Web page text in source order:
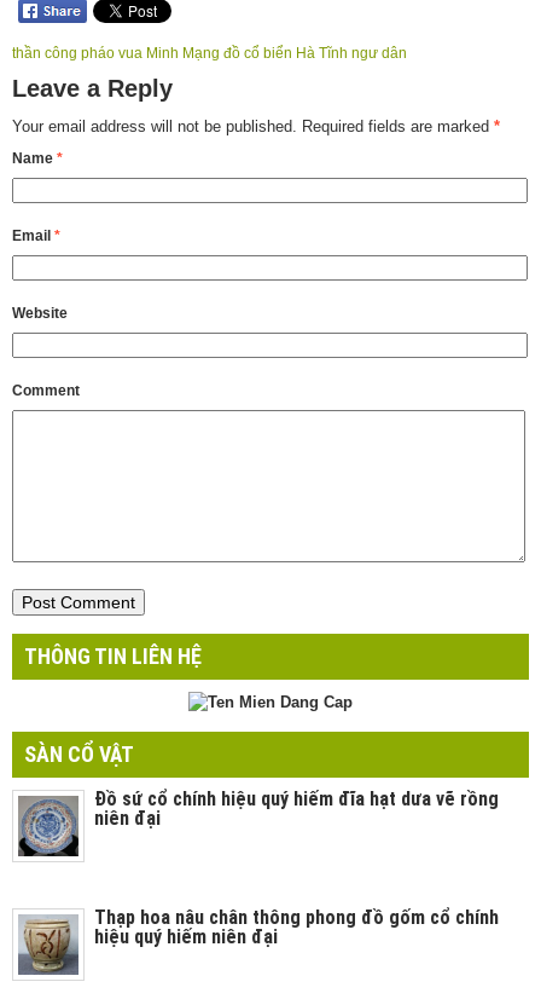
thần công pháo vua Minh Mạng đồ cổ biển Hà Tĩnh ngư dân
Leave a Reply
Your email address will not be published. Required fields are marked *
Name *
Email *
Website
Comment
THÔNG TIN LIÊN HỆ
SÀN CỔ VẬT
Đồ sứ cổ chính hiệu quý hiếm đĩa hạt dưa vẽ rồng
niên đại
Thạp hoa nâu chân thông phong đồ gốm cổ chính
hiệu quý hiếm niên đại